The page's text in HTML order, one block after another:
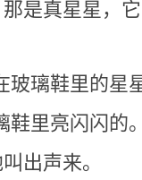
是真星星，
璃鞋里的星
里亮闪闪的。
出声来。